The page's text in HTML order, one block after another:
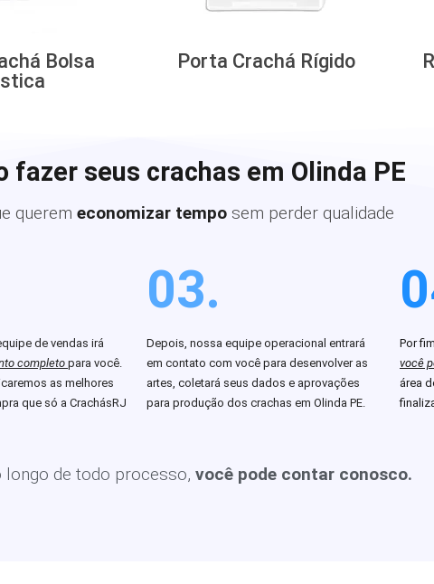
Bolsa
Porta Crachá Rígido
fazer seus crachas em Olinda PE
querem economizar tempo sem perder qualidade
de vendas irá
completopara você.
as melhores
que só a CrachásRJ
03.
Depois, nossa equipe operacional entrará
em contato com você para desenvolver as
artes, coletará seus dados e aprovações
para produção dos crachas em Olinda PE.
Por
você
área
longo de todo processo, você pode contar conosco.